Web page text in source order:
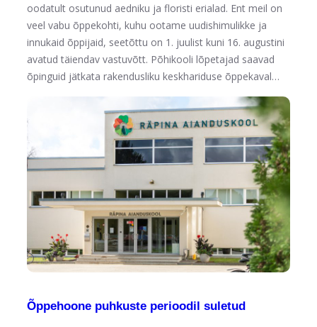
oodatult osutunud aedniku ja floristi erialad. Ent meil on
veel vabu õppekohti, kuhu ootame uudishimulikke ja
innukaid õppijaid, seetõttu on 1. juulist kuni 16. augustini
avatud täiendav vastuvõtt. Põhikooli lõpetajad saavad
õpinguid jätkata rakendusliku keskhariduse õppekaval…
Õppehoone puhkuste perioodil suletud